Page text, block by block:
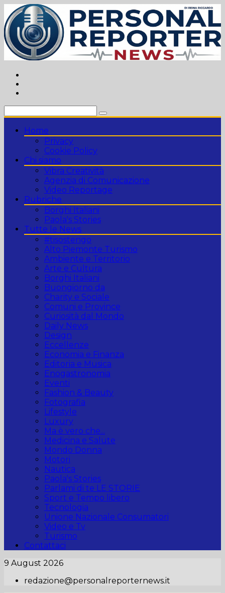
al
contenuto
Home
Privacy
Cookie Policy
Chi siamo
Vibra Creatività
Agenzia di Comunicazione
Video Reportage
Rubriche
Borghi Italiani
Paola's Stories
Tutte le News
#tisostengo
Alto Piemonte Turismo
Ambiente e Territorio
Arte e Cultura
Borghi Italiani
Buongiorno da
Charity e Sociale
Comuni e Province
Curiosità dal Mondo
Daily News
Design
Eccellenze
Economia e Finanza
Editoria e Musica
Enogastronomia
Eventi
Fashion & Beauty
Fotografia
Lifestyle
Luxury
Ma è vero che...
Medicina e Salute
Mondo Donna
Motori
Nautica
Paola's Stories
Parlami di te LE STORIE
Sport e Tempo libero
Tecnologia
Unione Nazionale Consumatori
Video e Tv
Turismo
Contattaci
9 August 2026
redazione@personalreporternews.it